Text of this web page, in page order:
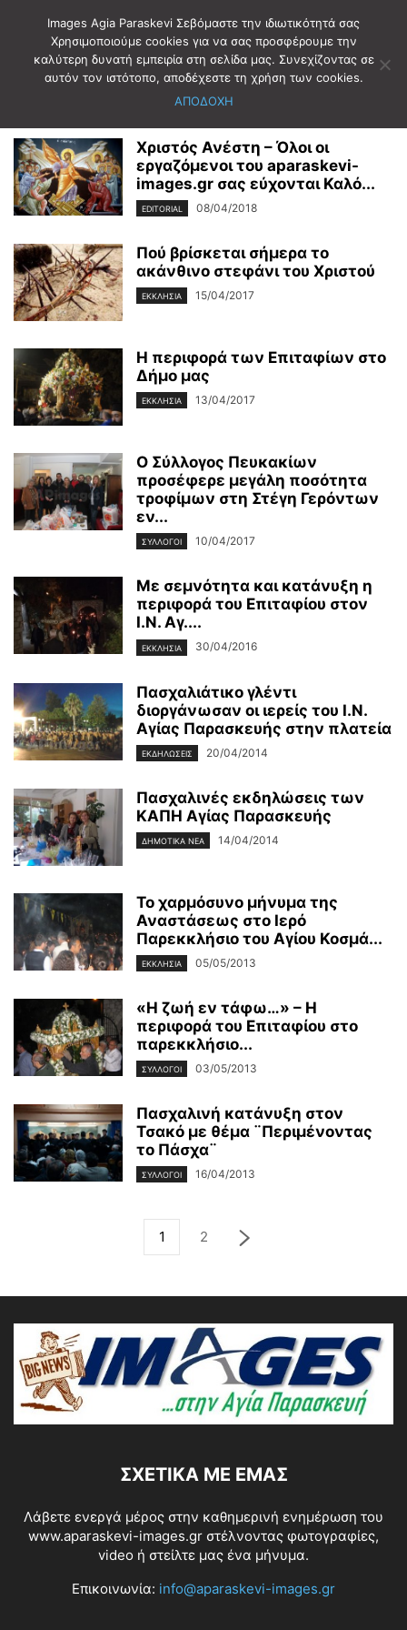
Αρχική Ετικέτες πάσχα
Χριστός Ανέστη – Όλοι οι
εργαζόμενοι του aparaskevi-
images.gr σας εύχονται Καλό...
EDITORIAL 08/04/2018
Πού βρίσκεται σήμερα το
ακάνθινο στεφάνι του Χριστού
ΕΚΚΛΗΣΙΑ 15/04/2017
Η περιφορά των Επιταφίων στο
Δήμο μας
ΕΚΚΛΗΣΙΑ 13/04/2017
Ο Σύλλογος Πευκακίων
προσέφερε μεγάλη ποσότητα
τροφίμων στη Στέγη Γερόντων
εν...
ΣΥΛΛΟΓΟΙ 10/04/2017
Με σεμνότητα και κατάνυξη η
περιφορά του Επιταφίου στον
Ι.Ν. Αγ....
ΕΚΚΛΗΣΙΑ 30/04/2016
Πασχαλιάτικο γλέντι
διοργάνωσαν οι ιερείς του Ι.Ν.
Αγίας Παρασκευής στην πλατεία
ΕΚΔΗΛΩΣΕΙΣ 20/04/2014
Πασχαλινές εκδηλώσεις των
ΚΑΠΗ Αγίας Παρασκευής
ΔΗΜΟΤΙΚΑ ΝΕΑ 14/04/2014
Το χαρμόσυνο μήνυμα της
Αναστάσεως στο Ιερό
Παρεκκλήσιο του Αγίου Κοσμά...
ΕΚΚΛΗΣΙΑ 05/05/2013
«Η ζωή εν τάφω…» – Η
περιφορά του Επιταφίου στο
παρεκκλήσιο...
ΣΥΛΛΟΓΟΙ 03/05/2013
Πασχαλινή κατάνυξη στον
Τσακό με θέμα ¨Περιμένοντας
το Πάσχα¨
ΣΥΛΛΟΓΟΙ 16/04/2013
1 2
ΣΧΕΤΙΚΆ ΜΕ ΕΜΆΣ
Λάβετε ενεργά μέρος στην καθημερινή ενημέρωση του
www.aparaskevi-images.gr στέλνοντας φωτογραφίες,
video ή στείλτε μας ένα μήνυμα.
Επικοινωνία: info@aparaskevi-images.gr
Images Agia Paraskevi Σεβόμαστε την ιδιωτικότητά σας
Χρησιμοποιούμε cookies για να σας προσφέρουμε την
καλύτερη δυνατή εμπειρία στη σελίδα μας. Συνεχίζοντας σε
αυτόν τον ιστότοπο, αποδέχεστε τη χρήση των cookies.
ΑΠΟΔΟΧΗ